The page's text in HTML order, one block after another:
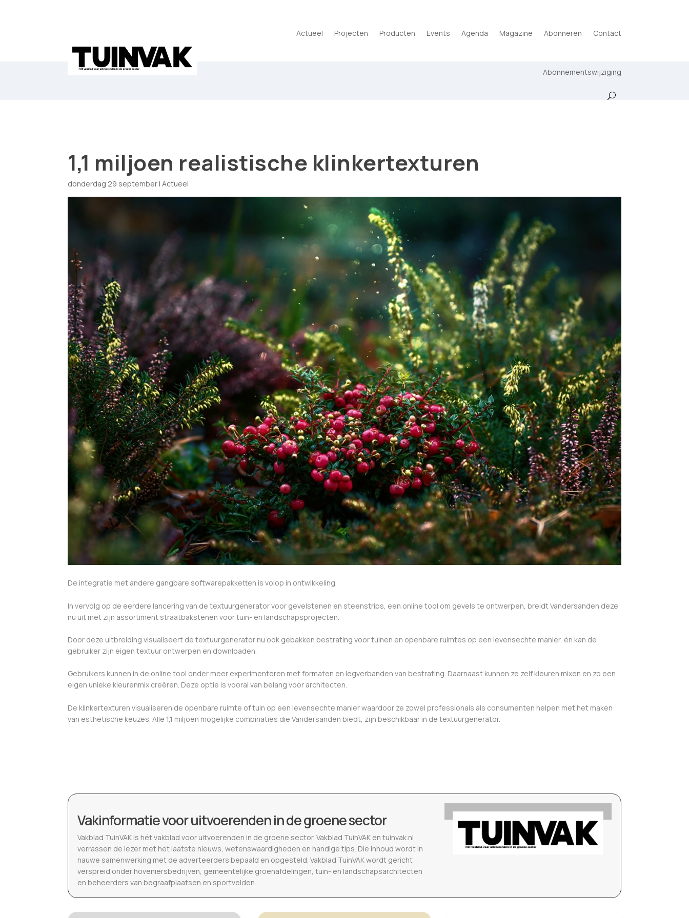
Actueel Projecten Producten Events Agenda Magazine Abonneren Contact
Abonnementswijziging
1,1 miljoen realistische klinkertexturen
donderdag 29 september | Actueel
De integratie met andere gangbare softwarepakketten is volop in ontwikkeling.
In vervolg op de eerdere lancering van de textuurgenerator voor gevelstenen en steenstrips, een online tool om gevels te ontwerpen, breidt Vandersanden deze
nu uit met zijn assortiment straatbakstenen voor tuin- en landschapsprojecten.
Door deze uitbreiding visualiseert de textuurgenerator nu ook gebakken bestrating voor tuinen en openbare ruimtes op een levensechte manier, én kan de
gebruiker zijn eigen textuur ontwerpen en downloaden.
Gebruikers kunnen in de online tool onder meer experimenteren met formaten en legverbanden van bestrating. Daarnaast kunnen ze zelf kleuren mixen en zo een
eigen unieke kleurenmix creëren. Deze optie is vooral van belang voor architecten.
De klinkertexturen visualiseren de openbare ruimte of tuin op een levensechte manier waardoor ze zowel professionals als consumenten helpen met het maken
van esthetische keuzes. Alle 1,1 miljoen mogelijke combinaties die Vandersanden biedt, zijn beschikbaar in de textuurgenerator.
Vakinformatie voor uitvoerenden in de groene sector
Vakblad TuinVAK is hét vakblad voor uitvoerenden in de groene sector. Vakblad TuinVAK en tuinvak.nl
verrassen de lezer met het laatste nieuws, wetenswaardigheden en handige tips. Die inhoud wordt in
nauwe samenwerking met de adverteerders bepaald en opgesteld. Vakblad TuinVAK wordt gericht
verspreid onder hoveniersbedrijven, gemeentelijke groenafdelingen, tuin- en landschapsarchitecten
en beheerders van begraafplaatsen en sportvelden.